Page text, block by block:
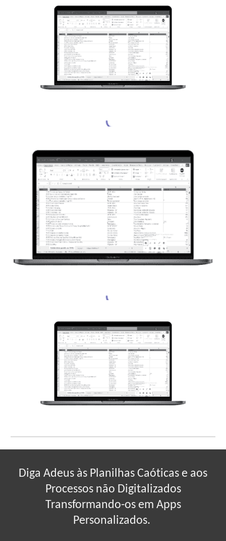
Diga Adeus às Planilhas Caóticas e aos
Processos não Digitalizados
Transformando-os em Apps
Personalizados.